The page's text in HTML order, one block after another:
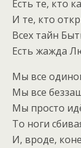
Есть те, кто
И те, кто
Всех тайн
Есть жажда
Мы все
Мы все
Мы просто
То ноги
И, вроде,